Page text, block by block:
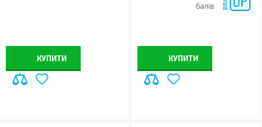
КУПИТИ
балів
КУПИТИ